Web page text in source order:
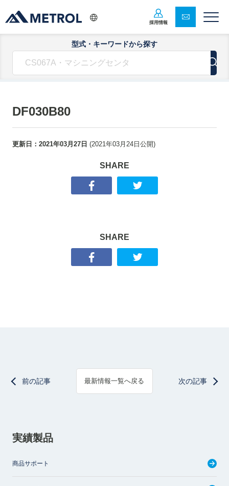
採用情報
型式・キーワードから探す
DF030B80
更新日： 2021年03月27日 (2021年03月24日 公開)
SHARE
SHARE
前の記事 最新情報一覧へ戻る 次の記事
実績製品
商品サポート